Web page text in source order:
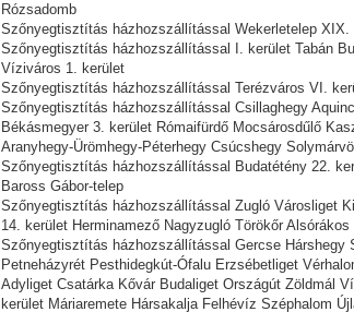
Rózsadomb
Szőnyegtisztítás házhozszállítással Wekerletelep
Szőnyegtisztítás házhozszállítással I. kerület Tabán
Víziváros 1. kerület
Szőnyegtisztítás házhozszállítással Terézváros VI.
Szőnyegtisztítás házhozszállítással Csillaghegy
Békásmegyer 3. kerület Rómaifürdő Mocsárosdűlő
Aranyhegy-Ürömhegy-Péterhegy Csúcshegy
Szőnyegtisztítás házhozszállítással Budatétény 22.
Baross Gábor-telep
Szőnyegtisztítás házhozszállítással Zugló Városliget
14. kerület Herminamező Nagyzugló Törökőr Alsórákos
Szőnyegtisztítás házhozszállítással Gercse Hárshegy
Petneházyrét Pesthidegkút-Ófalu Erzsébetliget
Adyliget Csatárka Kővár Budaliget Országút Zöldmál
kerület Máriaremete Hársakalja Felhévíz Széphalom